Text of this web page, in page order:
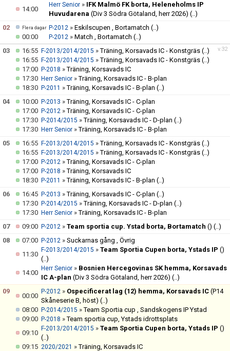
KAMRATCUPEN
SHOP
SPONSORER
NIU YSTAD GYMNASIUM
14:00
Herr Senior » IFK Malmö FK borta, Heleneholms IP
Huvudarena (Div 3 Södra Götaland, herr 2026) (..)
02
Flera dagar P-2012 » Eskilscupen , Bortamatch (..)
00:00
P-2012 » Match , Bortamatch (..)
v.32
03 16:55 F-2013/2014/2015 »Träning, Korsavads IC - Konstgräs (..)
16:55 F-2013/2014/2015 »Träning, Korsavads IC - Konstgräs (..)
17:00 P-2018 »Träning, Korsavads IC
17:30 Herr Senior »Träning, Korsavads IC - B-plan
18:30 P-2011 »Träning, Korsavads IC - B-plan (..)
04
10:00 P-2013 »Träning, Korsavads IC - C-plan
17:00 P-2012 »Träning, Korsavads IC - C-plan
17:30 P-2014/2015 »Träning, Korsavads IC - D-plan (..)
17:30 Herr Senior »Träning, Korsavads IC - B-plan
05
16:55 F-2013/2014/2015 »Träning, Korsavads IC - Konstgräs (..)
16:55 F-2013/2014/2015 »Träning, Korsavads IC - Konstgräs (..)
17:00 P-2012 »Träning, Korsavads IC - C-plan
17:00 P-2018 »Träning, Korsavads IC
18:30 P-2011 »Träning, Korsavads IC - B-plan (..)
06
16:45 P-2013 »Träning, Korsavads IC - C-plan (..)
17:30 P-2014/2015 »Träning, Korsavads IC - D-plan (..)
17:30 Herr Senior »Träning, Korsavads IC - B-plan
07
09:00 P-2012 » Team sportia cup. Ystad borta, Bortamatch () (..)
08
07:00 P-2012 » Suckarnas gång , Övrig
11:30
F-2013/2014/2015 » Team Sportia Cupen borta, Ystads IP ()
(..)
14:00
Herr Senior » Bosnien Hercegovinas SK hemma, Korsavads
IC A-plan (Div 3 Södra Götaland, herr 2026) (..)
09
00:00
P-2012 » Ospecificerat lag (12) hemma, Korsavads IC (P14
Skåneserie B, höst) (..)
08:00 P-2014/2015 »Team Sportia cup , Sandskogens IP Ystad
09:00 P-2018 »Team sportia cup, Ystads idrottsplats
09:10
F-2013/2014/2015 » Team Sportia Cupen borta, Ystads IP ()
(..)
09:15 2020/2021 »Träning, Korsavads IC